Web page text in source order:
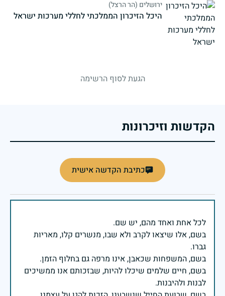
ירושלים (הר הרצל)
היכל הזיכרון הממלכתי לחללי מערכות ישראל
הגעת לסוף הרשימה
הקדשות וזיכרונות
כתיבת הקדשה אישית
בשם, אלו שיצאו לקרב ולא שבו, מנשרים קלו, מאריות
בשם, חיים שלמים שיכלו להיות, שבזכותם אנו ממשיכים